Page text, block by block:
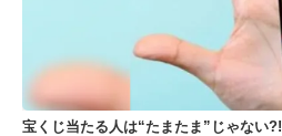
宝くじ当たる人は“たまたま”じゃない?!